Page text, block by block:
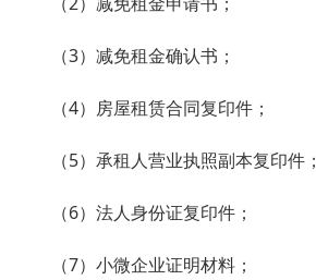
（3）减免租金确认书；
（4）房屋租赁合同复印件；
（5）承租人营业执照副本复印件；
（6）法人身份证复印件；
（7）小微企业证明材料；